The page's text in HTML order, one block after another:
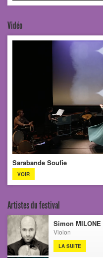
Vidéo
Sarabande Soufie
VOIR
Artistes du festival
Simon MILONE
Violon
LA SUITE